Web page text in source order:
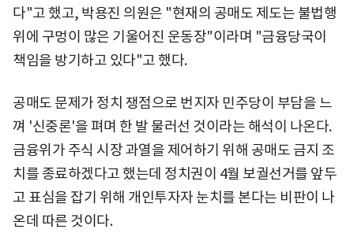
다"고 했고, 박용진 의원은 "현재의 공매도 제도는 불법행
위에 구멍이 많은 기울어진 운동장"이라며 "금융당국이
책임을 방기하고 있다"고 했다.
공매도 문제가 정치 쟁점으로 번지자 민주당이 부담을 느
껴 '신중론'을 펴며 한 발 물러선 것이라는 해석이 나온다.
금융위가 주식 시장 과열을 제어하기 위해 공매도 금지 조
치를 종료하겠다고 했는데 정치권이 4월 보궐선거를 앞두
고 표심을 잡기 위해 개인투자자 눈치를 본다는 비판이 나
온데 따른 것이다.